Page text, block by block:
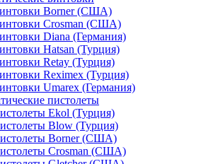
Borner (США)
Crosman (США)
Diana (Германия)
Hatsan (Турция)
Retay (Турция)
Reximex (Турция)
Umarex (Германия)
пистолеты
Ekol (Турция)
Blow (Турция)
Borner (США)
Crosman (США)